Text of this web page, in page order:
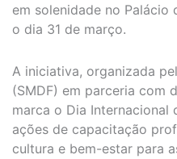
em solenidade no Palácio
o dia 31 de março.
A iniciativa, organizada
(SMDF) em parceria com
marca o Dia Internacional
ações de capacitação
cultura e bem-estar para